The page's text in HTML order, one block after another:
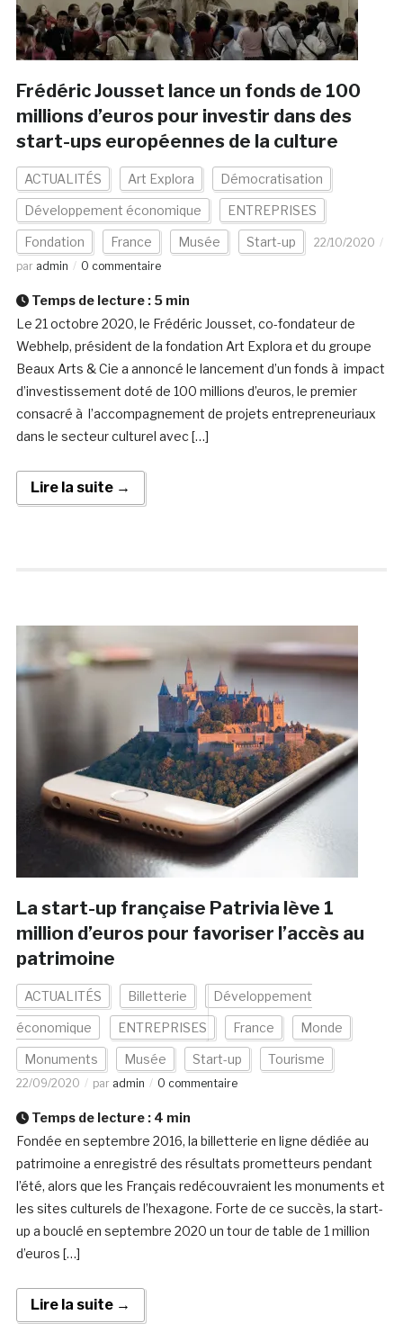
Frédéric Jousset lance un fonds de 100
millions d’euros pour investir dans des
start-ups européennes de la culture
ACTUALITÉS Art Explora Démocratisation
Développement économique ENTREPRISES
Fondation France Musée Start-up
22/10/2020
par admin 0 commentaire
Temps de lecture : 5 min
Le 21 octobre 2020, le Frédéric Jousset, co-fondateur de
Webhelp, président de la fondation Art Explora et du groupe
Beaux Arts & Cie a annoncé le lancement d’un fonds à impact
d’investissement doté de 100 millions d’euros, le premier
consacré à l’accompagnement de projets entrepreneuriaux
dans le secteur culturel avec […]
Lire la suite →
La start-up française Patrivia lève 1
million d’euros pour favoriser l’accès au
patrimoine
ACTUALITÉS Billetterie Développement
économique ENTREPRISES France Monde
Monuments Musée Start-up Tourisme
22/09/2020 par admin 0 commentaire
Temps de lecture : 4 min
Fondée en septembre 2016, la billetterie en ligne dédiée au
patrimoine a enregistré des résultats prometteurs pendant
l’été, alors que les Français redécouvraient les monuments et
les sites culturels de l’hexagone. Forte de ce succès, la start-
up a bouclé en septembre 2020 un tour de table de 1 million
d’euros […]
Lire la suite →